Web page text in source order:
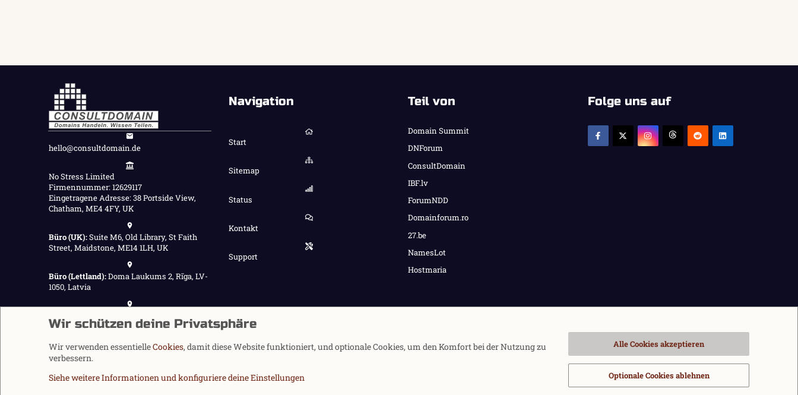
hello@consultdomain.de
No Stress Limited
Firmennummer: 12629117
Eingetragene Adresse: 38 Portside View,
Chatham, ME4 4FY, UK
Büro (UK):Suite M6, Old Library, St Faith
Street, Maidstone, ME14 1LH, UK
Büro (Lettland):Doma Laukums 2, Rīga, LV-
1050, Latvia
Navigation
Start
Sitemap
Status
Kontakt
Support
Teil von
Domain Summit
DNForum
ConsultDomain
IBF.lv
ForumNDD
Domainforum.ro
27.be
NamesLot
Hostmaria
Folge uns auf
Wir schützen deine Privatsphäre
Wir verwenden essentielleCookies, damit diese Website funktioniert, und optionale Cookies, um den Komfort bei der Nutzung zu
verbessern.
Siehe weitere Informationen und konfiguriere deine Einstellungen
Alle Cookies akzeptieren
Optionale Cookies ablehnen